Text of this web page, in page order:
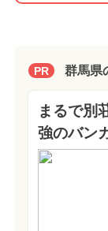
PR 群馬県
まるで別
強のバン